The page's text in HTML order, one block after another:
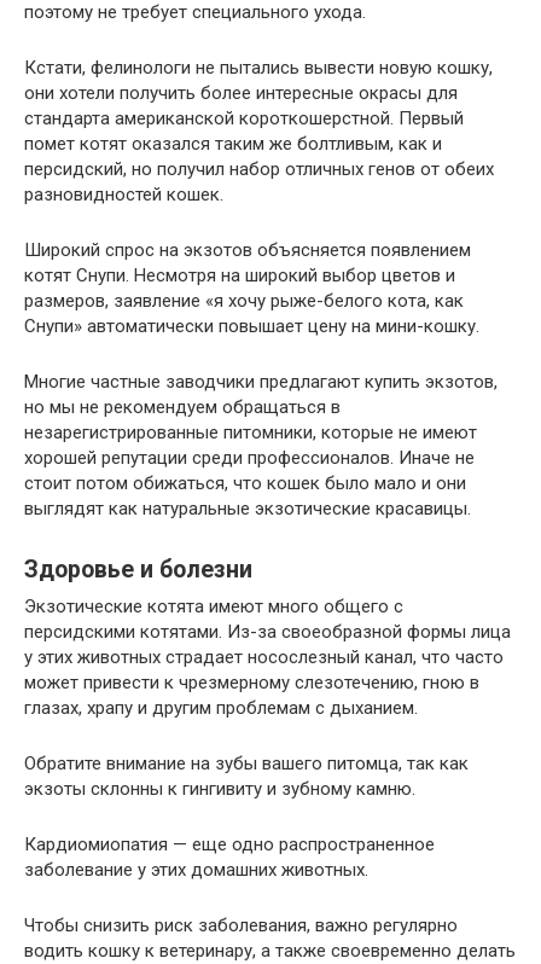
поэтому не требует специального ухода.
Кстати, фелинологи не пытались вывести новую кошку,
они хотели получить более интересные окрасы для
стандарта американской короткошерстной. Первый
помет котят оказался таким же болтливым, как и
персидский, но получил набор отличных генов от обеих
разновидностей кошек.
Широкий спрос на экзотов объясняется появлением
котят Снупи. Несмотря на широкий выбор цветов и
размеров, заявление «я хочу рыже-белого кота, как
Снупи» автоматически повышает цену на мини-кошку.
Многие частные заводчики предлагают купить экзотов,
но мы не рекомендуем обращаться в
незарегистрированные питомники, которые не имеют
хорошей репутации среди профессионалов. Иначе не
стоит потом обижаться, что кошек было мало и они
выглядят как натуральные экзотические красавицы.
Здоровье и болезни
Экзотические котята имеют много общего с
персидскими котятами. Из-за своеобразной формы лица
у этих животных страдает носослезный канал, что часто
может привести к чрезмерному слезотечению, гною в
глазах, храпу и другим проблемам с дыханием.
Обратите внимание на зубы вашего питомца, так как
экзоты склонны к гингивиту и зубному камню.
Кардиомиопатия — еще одно распространенное
заболевание у этих домашних животных.
Чтобы снизить риск заболевания, важно регулярно
водить кошку к ветеринару, а также своевременно делать